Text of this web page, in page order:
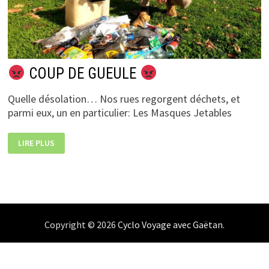
COUP DE GUEULE
Quelle désolation… Nos rues regorgent déchets, et
parmi eux, un en particulier: Les Masques Jetables
COUP
DE
LIRE PLUS
Copyright © 2026 Cyclo Voyage avec Gaëtan.